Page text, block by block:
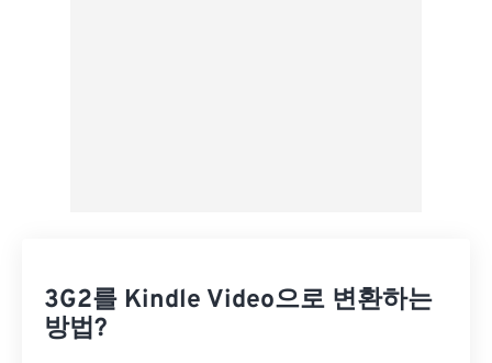
3G2를 Kindle Video으로 변환하는
방법?